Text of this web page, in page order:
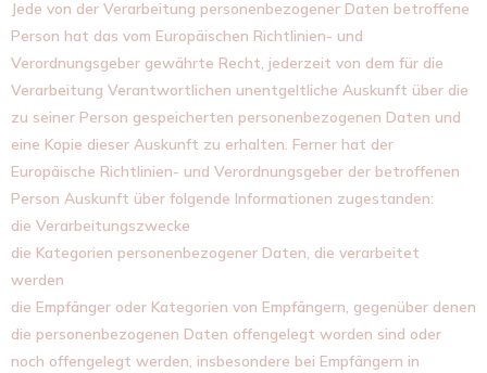
Jede von der Verarbeitung personenbezogener Daten betroffene
Person hat das vom Europäischen Richtlinien- und
Verordnungsgeber gewährte Recht, jederzeit von dem für die
Verarbeitung Verantwortlichen unentgeltliche Auskunft über die
zu seiner Person gespeicherten personenbezogenen Daten und
eine Kopie dieser Auskunft zu erhalten. Ferner hat der
Europäische Richtlinien- und Verordnungsgeber der betroffenen
Person Auskunft über folgende Informationen zugestanden:
die Verarbeitungszwecke
die Kategorien personenbezogener Daten, die verarbeitet
werden
die Empfänger oder Kategorien von Empfängern, gegenüber denen
die personenbezogenen Daten offengelegt worden sind oder
noch offengelegt werden, insbesondere bei Empfängern in